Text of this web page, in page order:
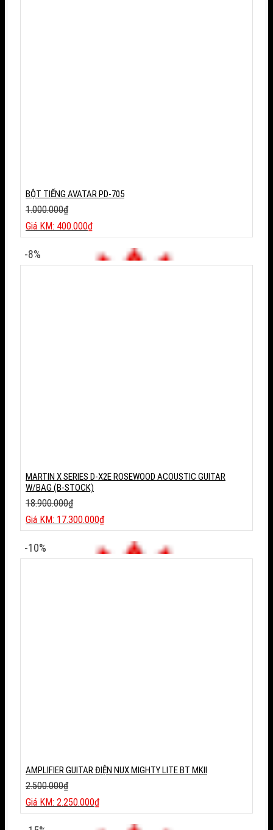
BỘT TIẾNG AVATAR PD-705
1.000.000₫
Giá
gốc
là:
1.000.000₫.
400.000₫
Giá
hiện
tại
-8%
MARTIN X SERIES D-X2E ROSEWOOD ACOUSTIC GUITAR
W/BAG (B-STOCK)
18.900.000₫
Giá
gốc
là:
18.900.000₫.
17.300.000₫
Giá
hiện
tại
-10%
AMPLIFIER GUITAR ĐIỆN NUX MIGHTY LITE BT MKII
2.500.000₫
Giá
gốc
là:
2.250.000₫
Giá
hiện